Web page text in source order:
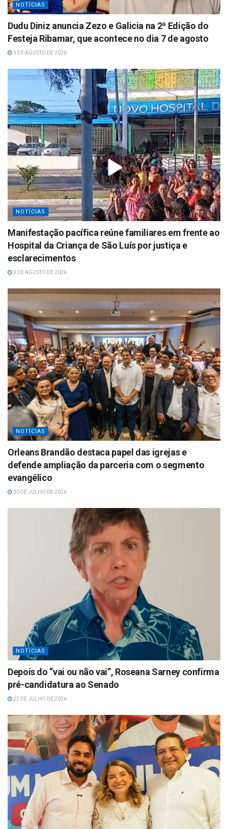
NOTÍCIAS
Dudu Diniz anuncia Zezo e Galicia na 2ª Edição do
Festeja Ribamar, que acontece no dia 7 de agosto
3 DE AGOSTO DE 2026
NOTÍCIAS
Manifestação pacífica reúne familiares em frente ao
Hospital da Criança de São Luís por justiça e
esclarecimentos
3 DE AGOSTO DE 2026
NOTÍCIAS
Orleans Brandão destaca papel das igrejas e
defende ampliação da parceria com o segmento
evangélico
30 DE JULHO DE 2026
NOTÍCIAS
Depois do “vai ou não vai”, Roseana Sarney confirma
pré-candidatura ao Senado
22 DE JULHO DE 2026